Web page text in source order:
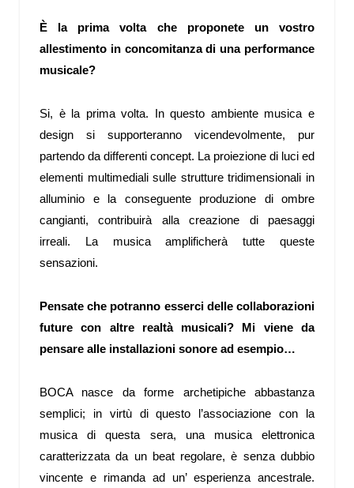
È la prima volta che proponete un vostro
allestimento in concomitanza di una performance
musicale?
Si, è la prima volta. In questo ambiente musica e
design si supporteranno vicendevolmente, pur
partendo da differenti concept. La proiezione di luci ed
elementi multimediali sulle strutture tridimensionali in
alluminio e la conseguente produzione di ombre
cangianti, contribuirà alla creazione di paesaggi
irreali. La musica amplificherà tutte queste
sensazioni.
Pensate che potranno esserci delle collaborazioni
future con altre realtà musicali? Mi viene da
pensare alle installazioni sonore ad esempio…
BOCA nasce da forme archetipiche abbastanza
semplici; in virtù di questo l’associazione con la
musica di questa sera, una musica elettronica
caratterizzata da un beat regolare, è senza dubbio
vincente e rimanda ad un’ esperienza ancestrale.